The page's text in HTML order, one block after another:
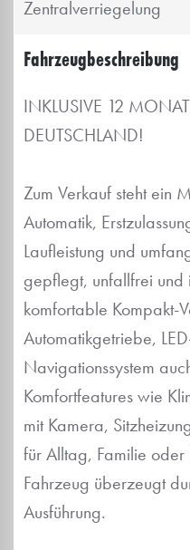
Zentralverriegelung
Fahrzeug­beschreibung
INKLUSIVE 12
DEUTSCHLAND!
Zum Verkauf steht ein
Automatik,
Laufleistung und
gepflegt, unfallfrei und
komfortable Kompakt-
Automatikgetriebe,
Navigationssystem
Komfortfeatures wie
mit Kamera,
für Alltag, Familie oder
Fahrzeug überzeugt
Ausführung.